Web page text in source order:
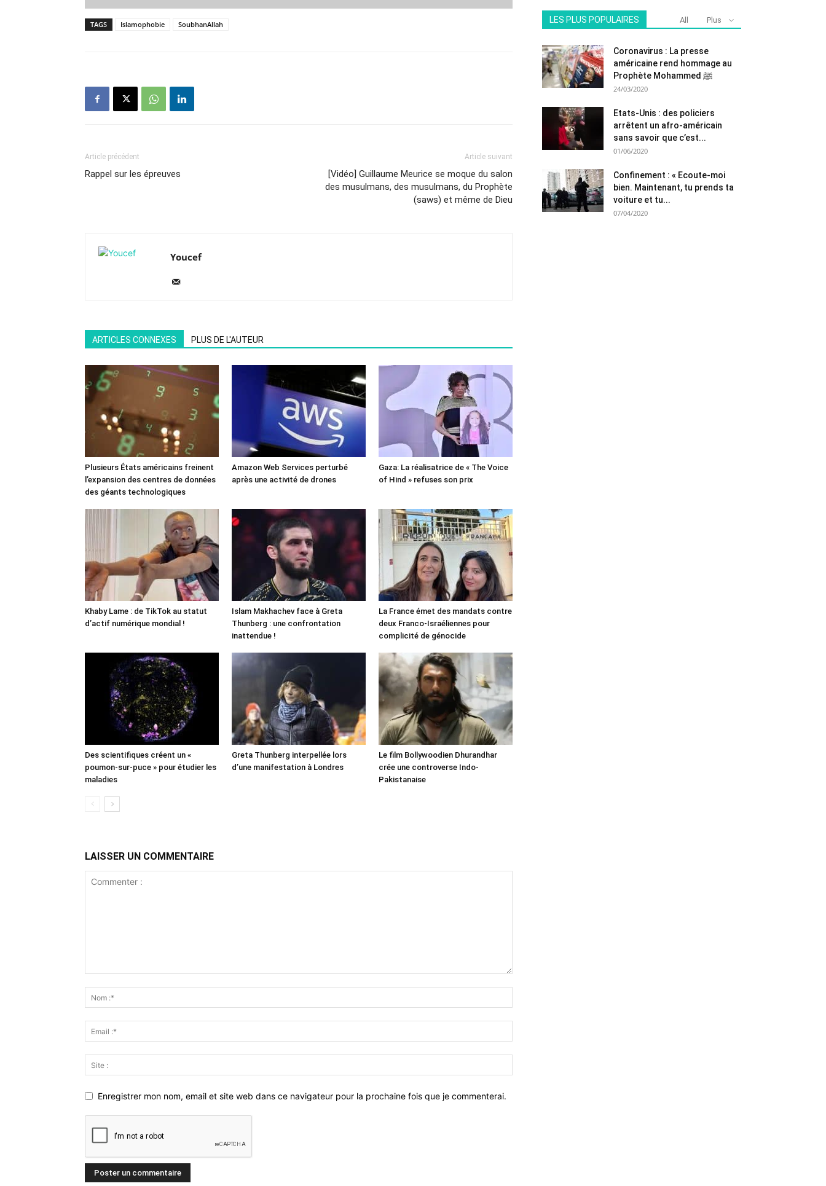
TAGS Islamophobie SoubhanAllah
Article précédent
Rappel sur les épreuves
Article suivant
[Vidéo] Guillaume Meurice se moque du salon
des musulmans, des musulmans, du Prophète
(saws) et même de Dieu
Youcef
ARTICLES CONNEXES PLUS DE L'AUTEUR
Plusieurs États américains freinent
l’expansion des centres de données
des géants technologiques
Amazon Web Services perturbé
après une activité de drones
Gaza: La réalisatrice de « The Voice
of Hind » refuses son prix
Khaby Lame : de TikTok au statut
d’actif numérique mondial !
Islam Makhachev face à Greta
Thunberg : une confrontation
inattendue !
La France émet des mandats contre
deux Franco-Israéliennes pour
complicité de génocide
Des scientifiques créent un «
poumon-sur-puce » pour étudier les
maladies
Greta Thunberg interpellée lors
d’une manifestation à Londres
Le film Bollywoodien Dhurandhar
crée une controverse Indo-
Pakistanaise
LAISSER UN COMMENTAIRE
Enregistrer mon nom, email et site web dans ce navigateur pour la prochaine fois que je commenterai.
LES PLUS POPULAIRES All Plus
Coronavirus : La presse
américaine rend hommage au
Prophète Mohammed ﷺ
24/03/2020
Etats-Unis : des policiers
arrêtent un afro-américain
sans savoir que c’est...
01/06/2020
Confinement : « Ecoute-moi
bien. Maintenant, tu prends ta
voiture et tu...
07/04/2020